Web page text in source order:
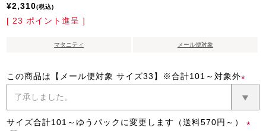
¥2,310 税込
[ 23 ポイント進呈 ]
マタニティ メール便対象
この商品は【メール便対象 サイズ33】※合計101～対象外
(必
須)
サイズ合計101～ゆうパックに変更します（送料570円～）